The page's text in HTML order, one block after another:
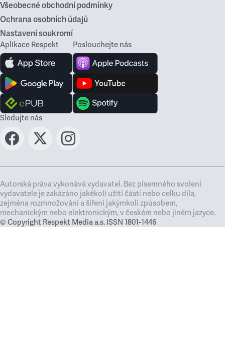
Všeobecné obchodní podmínky
Ochrana osobních údajů
Nastavení soukromí
Aplikace Respekt Poslouchejte nás
Sledujte nás
Autorská práva vykonává vydavatel. Bez písemného svolení
vydavatele je zakázáno jakékoli užití částí nebo celku díla,
zejména rozmnožování a šíření jakýmkoli způsobem,
mechanickým nebo elektronickým, v českém nebo jiném jazyce.
© Copyright Respekt Media a.s. ISSN 1801-1446